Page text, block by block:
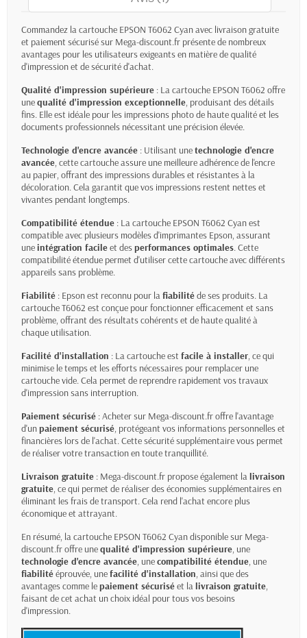
Commandez la cartouche EPSON T6062 Cyan avec livraison gratuite
et paiement sécurisé sur Mega-discount.fr présente de nombreux
avantages pour les utilisateurs exigeants en matière de qualité
d'impression et de sécurité d'achat.
Qualité d'impression supérieure : La cartouche EPSON T6062 offre
unequalité d'impression exceptionnelle, produisant des détails
fins. Elle est idéale pour les impressions photo de haute qualité et les
documents professionnels nécessitant une précision élevée.
Technologie d'encre avancée : Utilisant unetechnologie d'encre
avancée, cette cartouche assure une meilleure adhérence de l'encre
au papier, offrant des impressions durables et résistantes à la
décoloration. Cela garantit que vos impressions restent nettes et
vivantes pendant longtemps.
Compatibilité étendue : La cartouche EPSON T6062 Cyan est
compatible avec plusieurs modèles d'imprimantes Epson, assurant
uneintégration facileet desperformances optimales. Cette
compatibilité étendue permet d'utiliser cette cartouche avec différents
appareils sans problème.
Fiabilité : Epson est reconnu pour lafiabilitéde ses produits. La
cartouche T6062 est conçue pour fonctionner efficacement et sans
problème, offrant des résultats cohérents et de haute qualité à
chaque utilisation.
Facilité d'installation : La cartouche est facile à installer, ce qui
minimise le temps et les efforts nécessaires pour remplacer une
cartouche vide. Cela permet de reprendre rapidement vos travaux
d'impression sans interruption.
Paiement sécurisé : Acheter sur Mega-discount.fr offre l'avantage
d'unpaiement sécurisé, protégeant vos informations personnelles et
financières lors de l'achat. Cette sécurité supplémentaire vous permet
de réaliser votre transaction en toute tranquillité.
Livraison gratuite : Mega-discount.fr propose également lalivraison
gratuite, ce qui permet de réaliser des économies supplémentaires en
éliminant les frais de transport. Cela rend l'achat encore plus
économique et attrayant.
En résumé, la cartouche EPSON T6062 Cyan disponible sur Mega-
discount.fr offre unequalité d'impression supérieure, une
technologie d'encre avancée, unecompatibilité étendue, une
fiabilitééprouvée, unefacilité d'installation, ainsi que des
avantages comme lepaiement sécuriséet lalivraison gratuite,
faisant de cet achat un choix idéal pour tous vos besoins
d'impression.